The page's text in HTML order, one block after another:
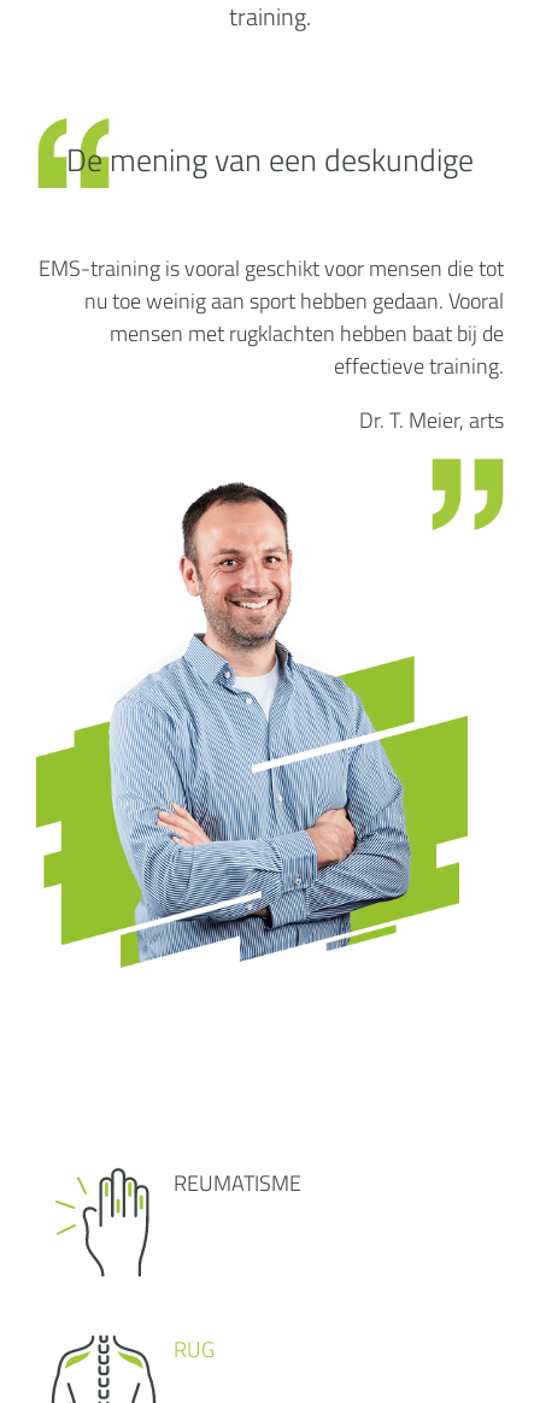
training.
EMS-training is vooral geschikt voor mensen die tot
nu toe weinig aan sport hebben gedaan. Vooral
mensen met rugklachten hebben baat bij de
effectieve training.
Dr. T. Meier, arts
De mening van een deskundige
REUMATISME
RUG